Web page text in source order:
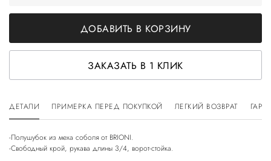
ДОБАВИТЬ В КОРЗИНУ
ЗАКАЗАТЬ В 1 КЛИК
ДЕТАЛИ ПРИМЕРКА ПЕРЕД ПОКУПКОЙ ЛЕГКИЙ ВОЗВРАТ
-Полушубок из меха соболя от BRIONI.